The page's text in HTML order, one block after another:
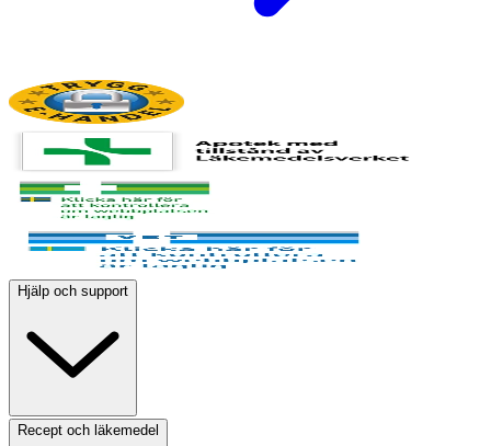
Hjälp och support
Recept och läkemedel